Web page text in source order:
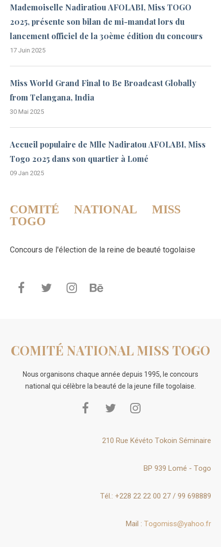
Mademoiselle Nadiratiou AFOLABI, Miss TOGO
2025, présente son bilan de mi-mandat lors du
lancement officiel de la 30ème édition du concours
17 Juin 2025
Miss World Grand Final to Be Broadcast Globally
from Telangana, India
30 Mai 2025
Accueil populaire de Mlle Nadiratou AFOLABI, Miss
Togo 2025 dans son quartier à Lomé
09 Jan 2025
COMITÉ NATIONAL MISS
TOGO
Concours de l'élection de la reine de beauté togolaise
COMITÉ NATIONAL MISS TOGO
Nous organisons chaque année depuis 1995, le concours
national qui célèbre la beauté de la jeune fille togolaise.
210 Rue Kévéto Tokoin Séminaire
BP 939 Lomé - Togo
Tél.: +228 22 22 00 27 / 99 698889
Mail : Togomiss@yahoo.fr